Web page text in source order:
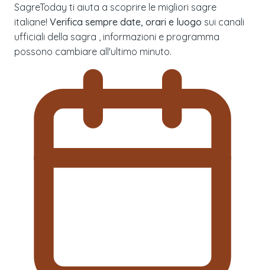
SagreToday ti aiuta a scoprire le migliori sagre
italiane! Verifica sempre date, orari e luogo sui canali
ufficiali della sagra , informazioni e programma
possono cambiare all'ultimo minuto.